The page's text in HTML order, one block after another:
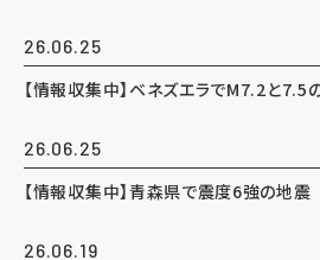
26.06.25
【情報収集中】ベネズエラでM7.2と7.5
26.06.25
【情報収集中】青森県で震度6強の地震
26.06.19